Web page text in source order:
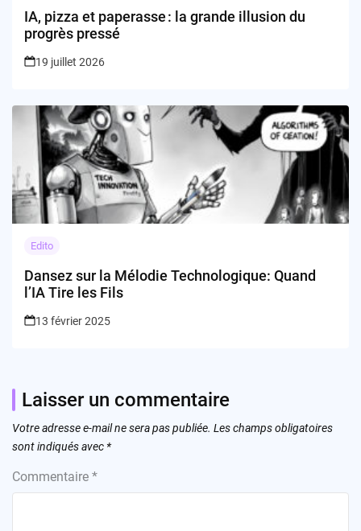
IA, pizza et paperasse : la grande illusion du
progrès pressé
19 juillet 2026
Edito
Dansez sur la Mélodie Technologique: Quand
l’IA Tire les Fils
13 février 2025
Laisser un commentaire
Votre adresse e-mail ne sera pas publiée. Les champs obligatoires
sont indiqués avec *
Commentaire *